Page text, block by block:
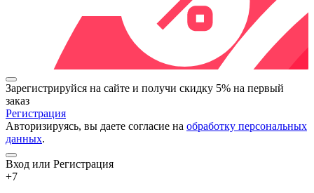
Зарегистрируйся на сайте и получи скидку 5% на первый
заказ
Регистрация
Авторизируясь, вы даете согласие на обработку персональных
данных.
Вход или Регистрация
+7